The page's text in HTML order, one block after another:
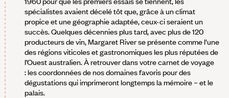
spécialistes avaient décelé tôt que, grâce à un climat
propice et une géographie adaptée, ceux-ci seraient un
succès. Quelques décennies plus tard, avec plus de 120
producteurs de vin, Margaret River se présente comme l’une
des régions viticoles et gastronomiques les plus réputées de
l’Ouest australien. À retrouver dans votre carnet de voyage
: les coordonnées de nos domaines favoris pour des
dégustations qui imprimeront longtemps la mémoire – et le
palais.